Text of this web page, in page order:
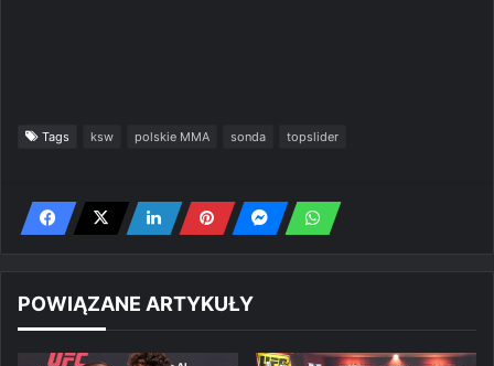
Tags ksw polskie MMA sonda topslider
POWIĄZANE ARTYKUŁY